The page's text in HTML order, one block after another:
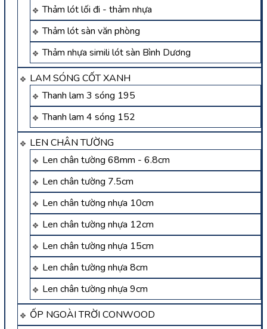
Thảm lót lối đi - thảm nhựa
Thảm lót sàn văn phòng
Thảm nhựa simili lót sàn Bình Dương
LAM SÓNG CỐT XANH
Thanh lam 3 sóng 195
Thanh lam 4 sóng 152
LEN CHÂN TƯỜNG
Len chân tường 68mm - 6.8cm
Len chân tường 7.5cm
Len chân tường nhựa 10cm
Len chân tường nhựa 12cm
Len chân tường nhựa 15cm
Len chân tường nhựa 8cm
Len chân tường nhựa 9cm
ỐP NGOÀI TRỜI CONWOOD